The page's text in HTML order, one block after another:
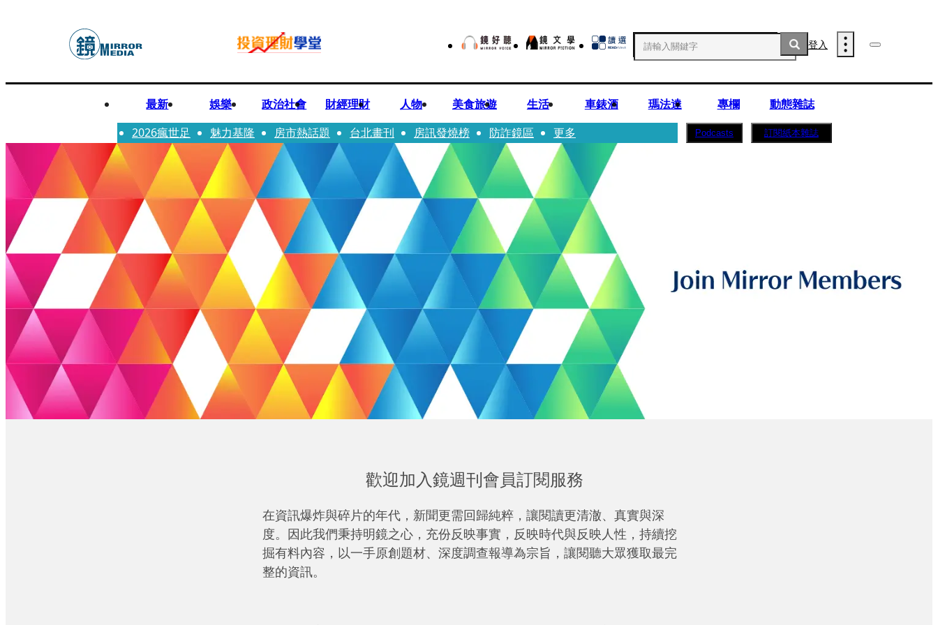
登入
最新 娛樂 政治社會 財經理財 人物 美食旅遊 生活 車錶酒 瑪法達 專欄
動態雜誌
2026瘋世足
魅力基隆 房市熱話題 台北畫刊 房訊發燒榜 防詐鏡區 更多 Podcasts 訂閱紙本雜誌
歡迎加入鏡週刊會員訂閱服務
在資訊爆炸與碎片的年代，新聞更需回歸純粹，讓閱讀更清澈、真實與深
度。因此我們秉持明鏡之心，充份反映事實，反映時代與反映人性，持續挖
掘有料內容，以一手原創題材、深度調查報導為宗旨，讓閱聽大眾獲取最完
整的資訊。